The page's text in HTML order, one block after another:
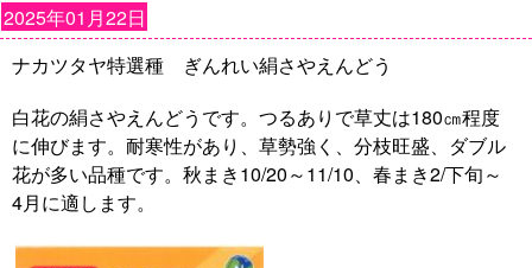
2025年01月22日
ナカツタヤ特選種 ぎんれい絹さやえんどう
白花の絹さやえんどうです。つるありで草丈は180㎝程度
に伸びます。耐寒性があり、草勢強く、分枝旺盛、ダブル
花が多い品種です。秋まき10/20～11/10、春まき2/下旬～
4月に適します。